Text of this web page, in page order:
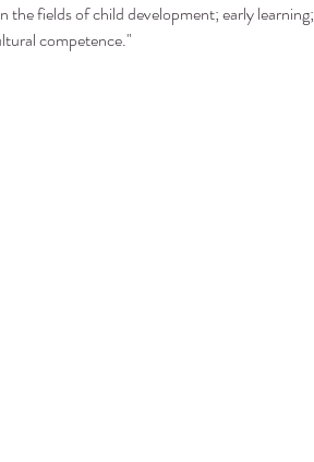
the fields of child development; early learning;
competence."